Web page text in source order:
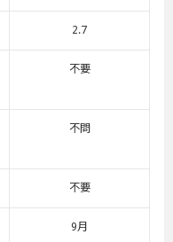
2.7
不要
不問
不要
9月